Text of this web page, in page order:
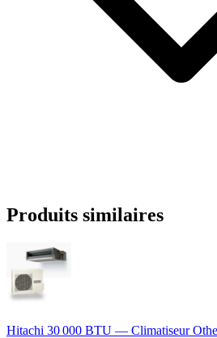
Produits similaires
Hitachi 30 000 BTU — Climatiseur